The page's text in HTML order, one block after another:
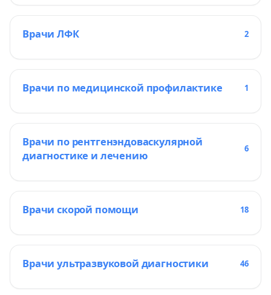
Врачи ЛФК 2
Врачи по медицинской профилактике 1
Врачи по рентгенэндоваскулярной
диагностике и лечению
6
Врачи скорой помощи 18
Врачи ультразвуковой диагностики 46